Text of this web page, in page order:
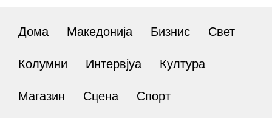
Дома Македонија Бизнис Свет
Колумни Интервјуа Култура
Магазин Сцена Спорт